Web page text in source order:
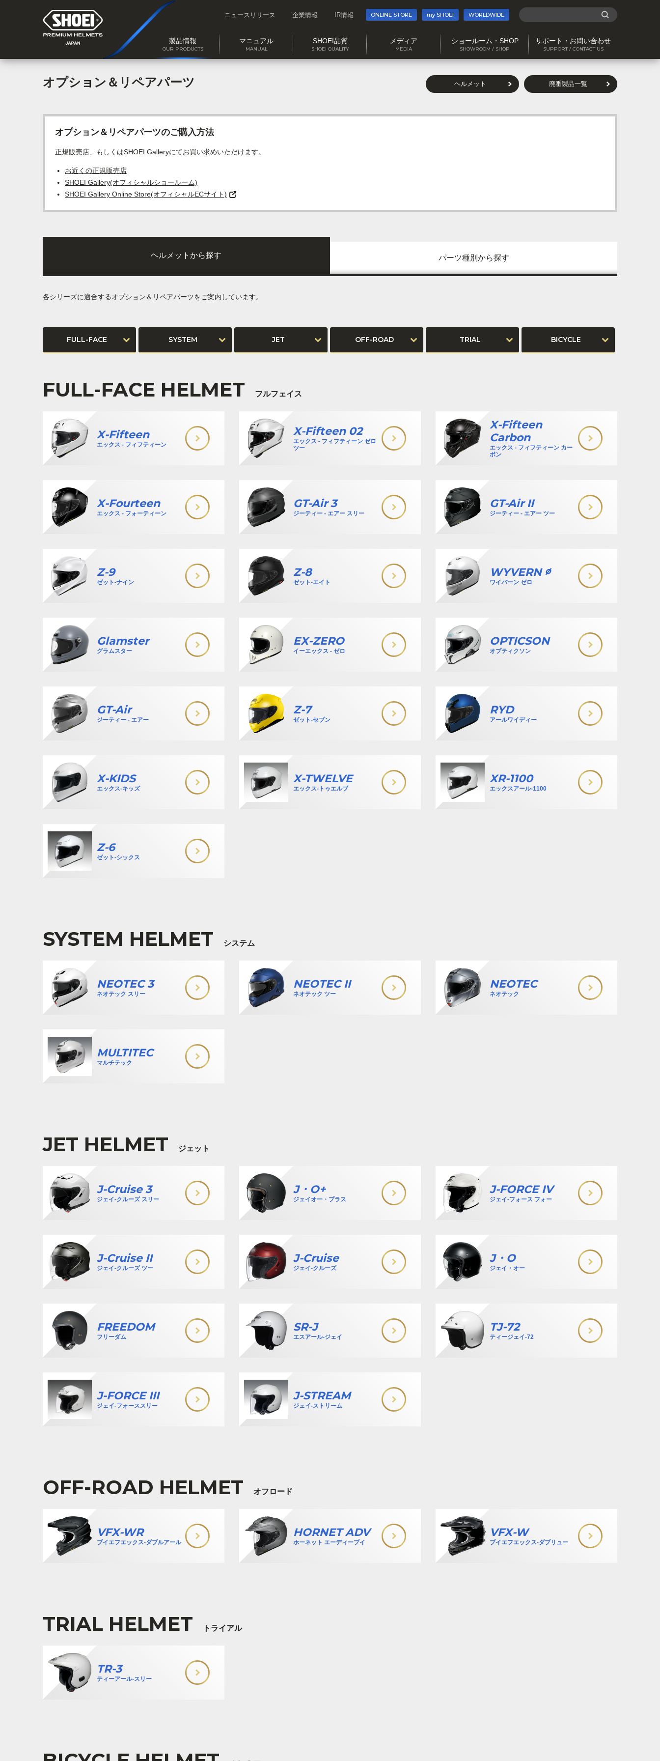
製品情報
OUR PRODUCTS
マニュアル
MANUAL
SHOEI品質
SHOEI QUALITY
メディア
MEDIA
ショールーム・SHOP
SHOWROOM / SHOP
サポート・お問い合わせ
SUPPORT / CONTACT US
ニュースリリース 企業情報 IR情報 ONLINE STORE my SHOEI WORLDWIDE
オプション＆リペアパーツ ヘルメット 廃番製品一覧
オプション＆リペアパーツのご購入方法
正規販売店、もしくはSHOEI Galleryにてお買い求めいただけます。
お近くの正規販売店
SHOEI Gallery(オフィシャルショールーム)
SHOEI Gallery Online Store(オフィシャルECサイト)
ヘルメットから探す パーツ種別から探す
各シリーズに適合するオプション＆リペアパーツをご案内しています。
FULL-FACE SYSTEM JET OFF-ROAD TRIAL BICYCLE
FULL-FACE HELMET フルフェイス
X-Fifteen
エックス - フィフティーン
X-Fifteen 02
エックス - フィフティーン ゼロ
ツー
X-Fifteen
Carbon
エックス - フィフティーン カー
ボン
X-Fourteen
エックス - フォーティーン
GT-Air 3
ジーティー - エアー スリー
GT-Air II
ジーティー - エアー ツー
Z-9
ゼット-ナイン
Z-8
ゼット-エイト
WYVERN ∅
ワイバーン ゼロ
Glamster
グラムスター
EX-ZERO
イーエックス - ゼロ
OPTICSON
オプティクソン
GT-Air
ジーティー - エアー
Z-7
ゼット-セブン
RYD
アールワイディー
X-KIDS
エックス-キッズ
X-TWELVE
エックス-トゥエルブ
XR-1100
エックスアール-1100
Z-6
ゼット-シックス
SYSTEM HELMET システム
NEOTEC 3
ネオテック スリー
NEOTEC II
ネオテック ツー
NEOTEC
ネオテック
MULTITEC
マルチテック
JET HELMET ジェット
J-Cruise 3
ジェイ-クルーズ スリー
J・O+
ジェイオー・プラス
J-FORCE IV
ジェイ-フォース フォー
J-Cruise II
ジェイ-クルーズ ツー
J-Cruise
ジェイ-クルーズ
J・O
ジェイ・オー
FREEDOM
フリーダム
SR-J
エスアール-ジェイ
TJ-72
ティージェイ-72
J-FORCE III
ジェイ-フォーススリー
J-STREAM
ジェイ-ストリーム
OFF-ROAD HELMET オフロード
VFX-WR
ブイエフエックス-ダブルアール
HORNET ADV
ホーネット エーディーブイ
VFX-W
ブイエフエックス-ダブリュー
TRIAL HELMET トライアル
TR-3
ティーアール-スリー